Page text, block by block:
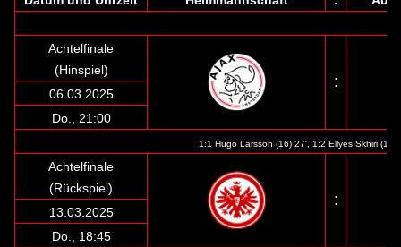
Achtelfinale
(Hinspiel)
:
06.03.2025
Do., 21:00
1:1 Hugo Larsson (16) 27', 1:2 Ellyes Skhiri (15)
Achtelfinale
(Rückspiel)
:
13.03.2025
Do., 18:45